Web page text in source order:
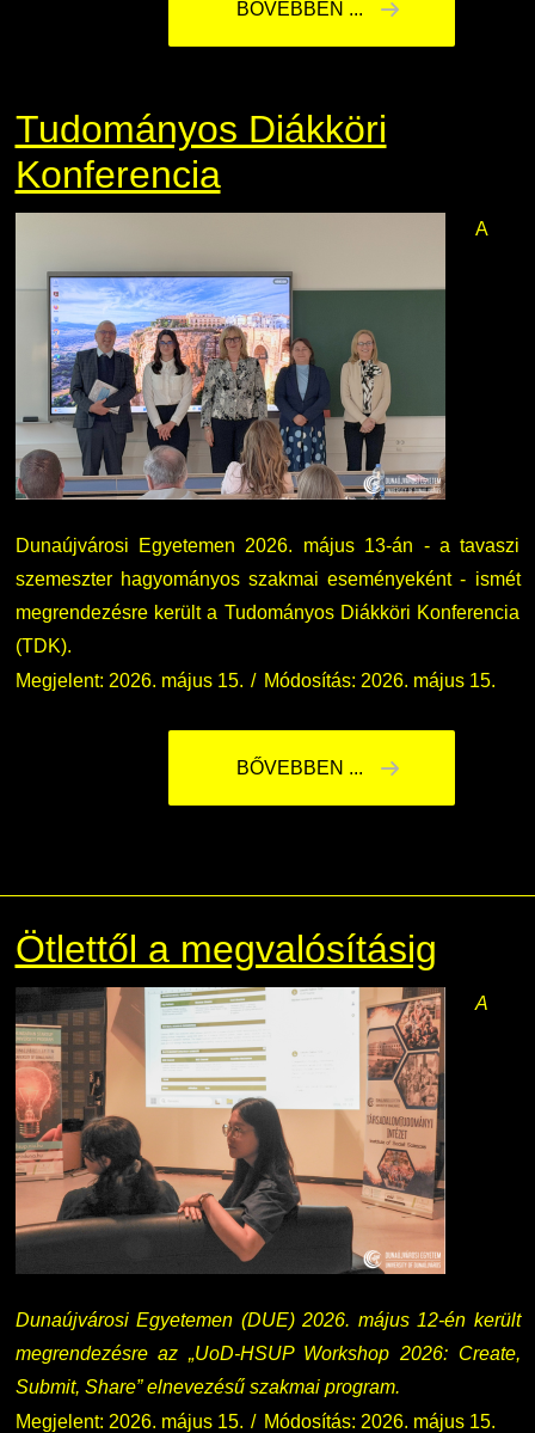
BŐVEBBEN ...
Tudományos Diákköri
Konferencia
A
Dunaújvárosi Egyetemen 2026. május 13-án - a tavaszi
szemeszter hagyományos szakmai eseményeként - ismét
megrendezésre került a Tudományos Diákköri Konferencia
(TDK).
Megjelent: 2026. május 15.
Módosítás: 2026. május 15.
BŐVEBBEN ...
Ötlettől a megvalósításig
A
Dunaújvárosi Egyetemen (DUE) 2026. május 12-én került
megrendezésre az „UoD-HSUP Workshop 2026: Create,
Submit, Share” elnevezésű szakmai program.
Megjelent: 2026. május 15.
Módosítás: 2026. május 15.